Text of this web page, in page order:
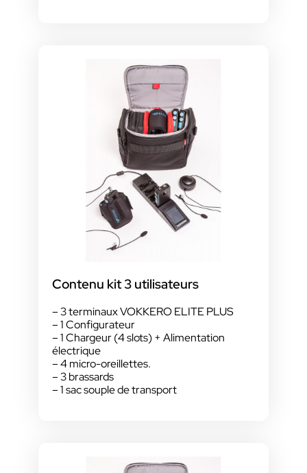
Contenu kit 3 utilisateurs
– 3 terminaux VOKKERO ELITE PLUS
– 1 Configurateur
– 1 Chargeur (4 slots) + Alimentation
électrique
– 4 micro-oreillettes.
– 3 brassards
– 1 sac souple de transport